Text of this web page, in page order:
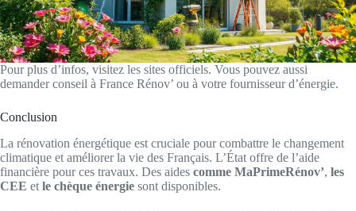
Pour plus d’infos, visitez les sites officiels. Vous pouvez aussi
demander conseil à France Rénov’ ou à votre fournisseur d’énergie.
Conclusion
La rénovation énergétique est cruciale pour combattre le changement
climatique et améliorer la vie des Français. L’État offre de l’aide
financière pour ces travaux. Des aides comme MaPrimeRénov’, les
CEE et le chèque énergie sont disponibles.